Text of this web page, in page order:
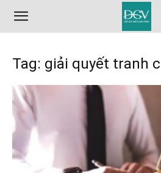
Tag: giải quyết tranh